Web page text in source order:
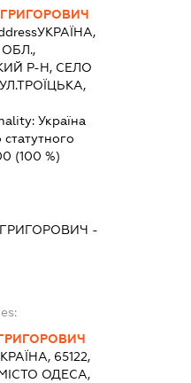
УКРАЇНА,
ОБЛ.,
Р-Н, СЕЛО
Україна
(100 %)
-
65122,
ОДЕСА,